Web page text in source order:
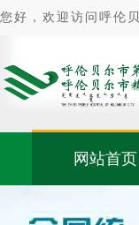
您好，欢迎访问呼伦
网站首页